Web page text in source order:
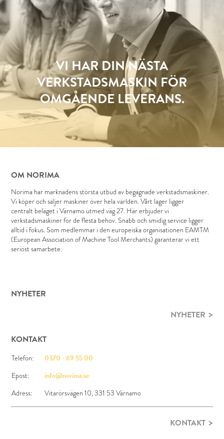
VI HAR DIN NÄSTA
VERKSTADSMASKIN FÖR
OMGÅENDE LEVERANS.
OM NORIMA
Norima har marknadens största utbud av begagnade verkstadsmaskiner.
Vi köper och säljer maskiner över hela världen. Vårt lager ligger
centralt beläget i Värnamo utmed väg 27. Här erbjuder vi
verkstadsmaskiner för de flesta behov. Snabb och smidig service ligger
alltid i fokus. Som medlemmar i den europeiska organisationen EAMTM
(European Association of Machine Tool Merchants) garanterar vi ett
seriöst samarbete.
NYHETER
NYHETER
KONTAKT
Telefon: 0370 - 69 55 00
Epost: info@norima.se
Adress: Vitarörsvägen 10, 331 53 Värnamo
KONTAKT